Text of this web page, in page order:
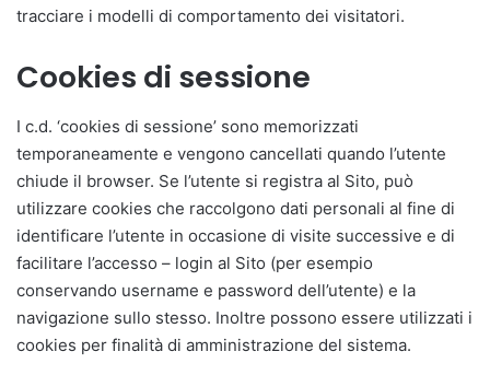
tracciare i modelli di comportamento dei visitatori.
Cookies di sessione
I c.d. ‘cookies di sessione’ sono memorizzati
temporaneamente e vengono cancellati quando l’utente
chiude il browser. Se l’utente si registra al Sito, può
utilizzare cookies che raccolgono dati personali al fine di
identificare l’utente in occasione di visite successive e di
facilitare l’accesso – login al Sito (per esempio
conservando username e password dell’utente) e la
navigazione sullo stesso. Inoltre possono essere utilizzati i
cookies per finalità di amministrazione del sistema.